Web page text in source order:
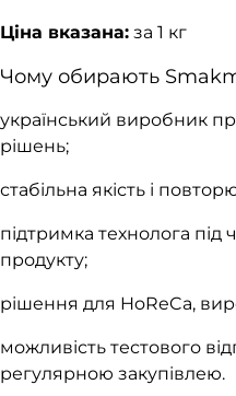
Ціна вказана: за 1 кг
Чому обирають
український виробник
рішень;
стабільна якість і
підтримка технолога
продукту;
рішення для HoReCa,
можливість тестового
регулярною закупівлею.